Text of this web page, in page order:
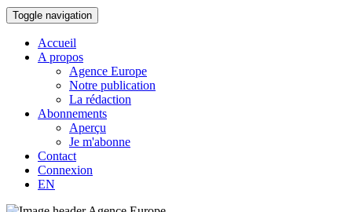
Toggle navigation
Accueil
A propos
Agence Europe
Notre publication
La rédaction
Abonnements
Aperçu
Je m'abonne
Contact
Connexion
EN